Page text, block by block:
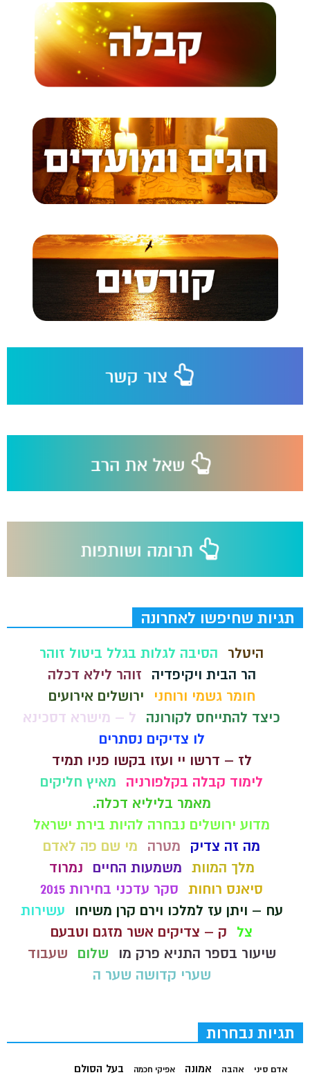
תגיות שחיפשו לאחרונה
היטלר
הסיבה לגלות בגלל ביטול זוהר
הר הבית ויקיפדיה
זוהר לילא דכלה
חומר גשמי ורוחני
ירושלים אירועים
כיצד להתייחס לקורונה
ל – מישרא דסכינא
לו צדיקים נסתרים
לז – דרשו יי ועזו בקשו פניו תמיד
לימוד קבלה בקלפורניה
מאיץ חליקים
מאמר בליליא דכלה.
מדוע ירושלים נבחרה להיות בירת ישראל
מה זה צדיק
מטרה
מי שם פה לאדם
מלך המוות משמעות החיים
נמרוד
סיאנס רוחות סקר עדכני בחירות 2015
עח – ויתן עז למלכו וירם קרן משיחו
עשירות
צל
ק – צדיקים אשר מזגם וטבעם
שיעור בספר התניא פרק מו
שלום
שעבוד
שערי קדושה שער ה
תגיות נבחרות
אדם סיני אהבה אמונה אפיקי חכמה בעל הסולם